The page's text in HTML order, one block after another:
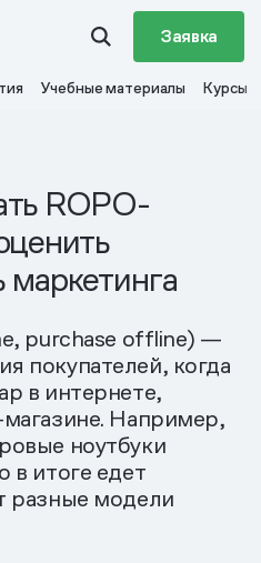
Заявка
Учебные материалы Курсы
ROPO-
purchase offline) —
покупателей, когда
в интернете,
Например,
ноутбуки
в итоге едет
разные модели